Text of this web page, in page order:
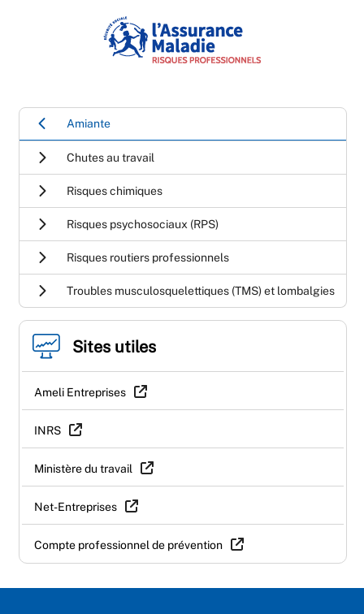
Amiante
Chutes au travail
Risques chimiques
Risques psychosociaux (RPS)
Risques routiers professionnels
Troubles musculosquelettiques (TMS) et lombalgies
Sites utiles
Ameli Entreprises
INRS
Ministère du travail
Net-Entreprises
Compte professionnel de prévention